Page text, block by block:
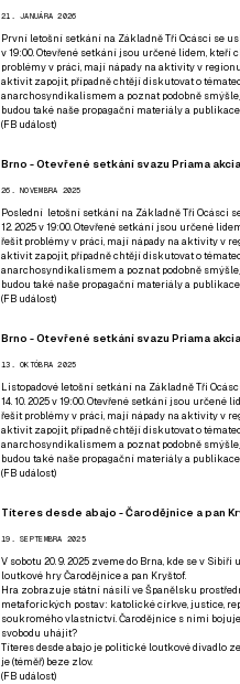
21. JANUÁRA 2026
První letošní setkání na Základně Tři Ocásci se
v 19:00. Otevřené setkání jsou určené lidem, kteří
problémy v práci, mají nápady na aktivity v
aktivit zapojit, případně chtějí diskutovat o
anarchosyndikalismem a poznat podobně
budou také naše propagační materiály a publikace.
(FB událost)
Brno - Otevřené setkání svazu Priama
26. NOVEMBRA 2025
Poslední letošní setkání na Základně Tři Ocásci
12. 2025 v 19:00. Otevřené setkání jsou určené
řešit problémy v práci, mají nápady na aktivity v
aktivit zapojit, případně chtějí diskutovat o
anarchosyndikalismem a poznat podobně
budou také naše propagační materiály a publikace.
(FB událost)
Brno - Otevřené setkání svazu Priama
13. OKTÓBRA 2025
Listopadové letošní setkání na Základně Tři
14. 10. 2025 v 19:00. Otevřené setkání jsou určené
řešit problémy v práci, mají nápady na aktivity v
aktivit zapojit, případně chtějí diskutovat o
anarchosyndikalismem a poznat podobně
budou také naše propagační materiály a publikace.
(FB událost)
Títeres desde abajo - Čarodějnice a pan
19. SEPTEMBRA 2025
V sobotu 20. 9. 2025 zveme do Brna, kde se v
loutkové hry Čarodějnice a pan Kryštof.
Hra zobrazuje státní násilí ve Španělsku
metaforických postav: katolické církve, justice,
soukromého vlastnictví. Čarodějnice s nimi
svobodu uhájit?
Títeres desde abajo je politické loutkové divadlo
je (téměř) beze zlov.
(FB událost)